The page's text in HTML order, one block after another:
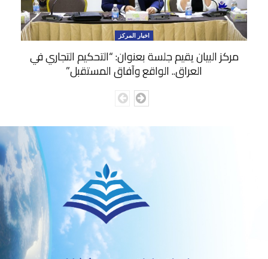
اخبار المركز
مركز البيان يقيم جلسة بعنوان: “التحكيم التجاري في
العراق.. الواقع وآفاق المستقبل”